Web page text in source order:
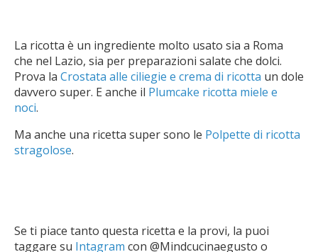
La ricotta è un ingrediente molto usato sia a Roma
che nel Lazio, sia per preparazioni salate che dolci.
Prova la Crostata alle ciliegie e crema di ricotta un dole
davvero super. E anche il Plumcake ricotta miele e
noci.
Ma anche una ricetta super sono le Polpette di ricotta
stragolose.
Se ti piace tanto questa ricetta e la provi, la puoi
taggare su Intagram con @Mindcucinaegusto o